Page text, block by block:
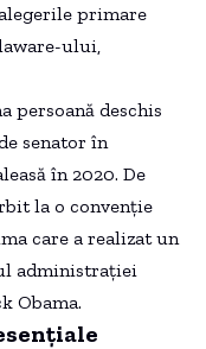
primare
ului,
persoană deschis
senator în
în 2020. De
la o convenţie
care a realizat un
administraţiei
Obama.